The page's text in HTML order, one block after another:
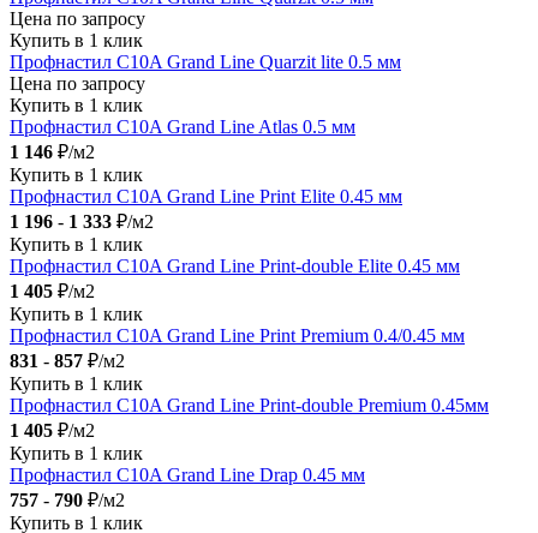
Цена по запросу
Купить в 1 клик
Профнастил С10A Grand Line Quarzit lite 0.5 мм
Цена по запросу
Купить в 1 клик
Профнастил С10A Grand Line Atlas 0.5 мм
1 146 ₽/м2
Купить в 1 клик
Профнастил С10A Grand Line Print Elite 0.45 мм
1 196 - 1 333 ₽/м2
Купить в 1 клик
Профнастил С10A Grand Line Print-double Elite 0.45 мм
1 405 ₽/м2
Купить в 1 клик
Профнастил С10A Grand Line Print Premium 0.4/0.45 мм
831 - 857 ₽/м2
Купить в 1 клик
Профнастил С10A Grand Line Print-double Premium 0.45мм
1 405 ₽/м2
Купить в 1 клик
Профнастил С10A Grand Line Drap 0.45 мм
757 - 790 ₽/м2
Купить в 1 клик